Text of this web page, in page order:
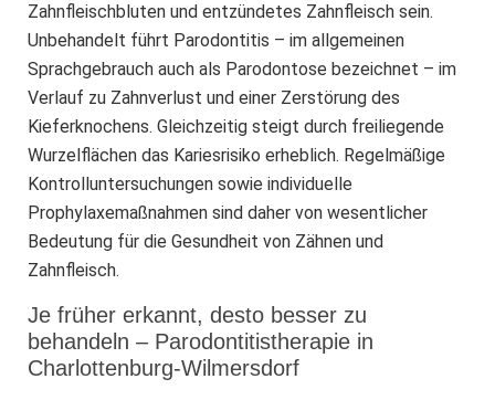
Zahnfleischbluten und entzündetes Zahnfleisch sein.
Unbehandelt führt Parodontitis – im allgemeinen
Sprachgebrauch auch als Parodontose bezeichnet – im
Verlauf zu Zahnverlust und einer Zerstörung des
Kieferknochens. Gleichzeitig steigt durch freiliegende
Wurzelflächen das Kariesrisiko erheblich. Regelmäßige
Kontrolluntersuchungen sowie individuelle
Prophylaxemaßnahmen sind daher von wesentlicher
Bedeutung für die Gesundheit von Zähnen und
Zahnfleisch.
Je früher erkannt, desto besser zu
behandeln – Parodontitistherapie in
Charlottenburg-Wilmersdorf